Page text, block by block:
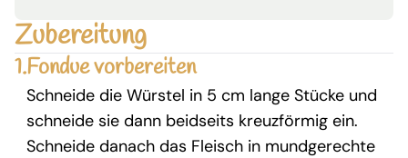
Zubereitung
1.Fondue vorbereiten
Schneide die Würstel in 5 cm lange Stücke und
schneide sie dann beidseits kreuzförmig ein.
Schneide danach das Fleisch in mundgerechte